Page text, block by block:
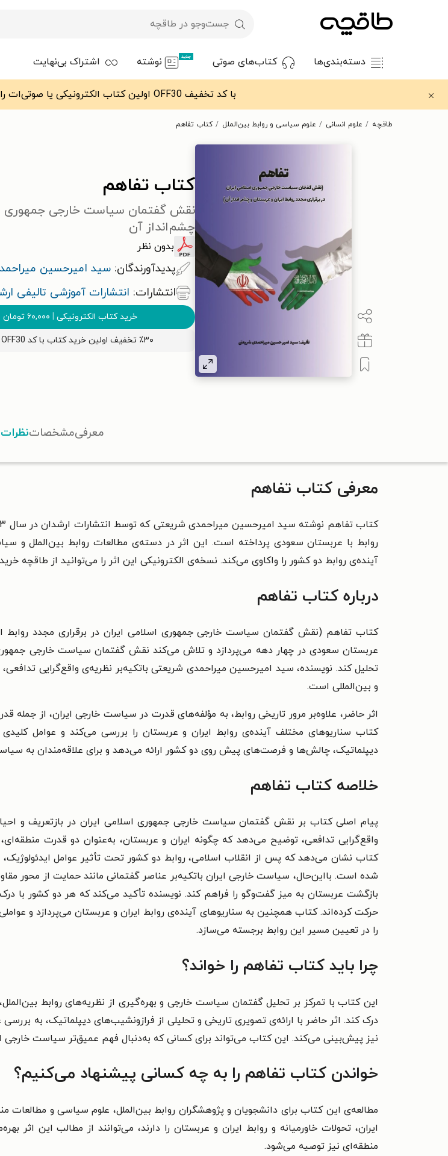
دسته‌بندی‌ها کتاب‌های صوتی جدید نوشته اشتراک بی‌نهایت
با کد تخفیف OFF30 اولین کتاب الکترونیکی یا صوتی‌ات را با ۳۰٪ تخفیف از طاقچه دریافت کن.
طاقچه علوم انسانی علوم سیاسی و روابط بین‌الملل کتاب تفاهم
کتاب تفاهم
نقش گفتمان سیاست خارجی جمهوری
چشم‌انداز آن
بدون نظر
پدیدآورندگان: سید امیرحسین
انتشارات: انتشارات آموزشی تالیفی
خرید کتاب الکترونیکی | ۶۰,۰۰۰ تومان
٪۳۰ تخفیف اولین خرید کتاب با کد OFF30
معرفیمشخصاتنظرات
معرفی کتاب تفاهم
روابط با عربستان سعودی پرداخته است. این اثر در دسته‌ی مطالعات روابط بین‌الملل و
آینده‌ی روابط دو کشور را واکاوی می‌کند. نسخه‌ی الکترونیکی این اثر را می‌توانید از طاقچه خرید
درباره کتاب تفاهم
کتاب تفاهم (نقش گفتمان سیاست خارجی جمهوری اسلامی ایران در برقراری مجدد روابط
عربستان سعودی در چهار دهه‌ می‌پردازد و تلاش می‌کند نقش گفتمان سیاست خارجی جمهوری
تحلیل کند. نویسنده، سید امیرحسین میراحمدی شریعتی باتکیه‌بر نظریه‌ی واقع‌گرایی
و بین‌المللی است.
اثر حاضر، علاوه‌بر مرور تاریخی روابط، به مؤلفه‌های قدرت در سیاست خارجی ایران، از
کتاب سناریوهای مختلف آینده‌ی روابط ایران و عربستان را بررسی می‌کند و عوامل کلیدی
دیپلماتیک، چالش‌ها و فرصت‌های پیش روی دو کشور ارائه می‌دهد و برای علاقه‌مندان به
خلاصه کتاب تفاهم
پیام اصلی کتاب بر نقش گفتمان سیاست خارجی جمهوری اسلامی ایران در بازتعریف و
واقع‌گرایی تدافعی، توضیح می‌دهد که چگونه ایران و عربستان، به‌عنوان دو قدرت
کتاب نشان می‌دهد که پس از انقلاب اسلامی، روابط دو کشور تحت تأثیر عوامل
شده است. بااین‌حال، سیاست خارجی ایران باتکیه‌بر عناصر گفتمانی مانند حمایت از محور
بازگشت عربستان به میز گفت‌وگو را فراهم کند. نویسنده تأکید می‌کند که هر دو کشور با
حرکت کرده‌اند. کتاب همچنین به سناریوهای آینده‌ی روابط ایران و عربستان می‌پردازد و
را در تعیین مسیر این روابط برجسته می‌سازد.
چرا باید کتاب تفاهم را خواند؟
این کتاب با تمرکز بر تحلیل گفتمان سیاست خارجی و بهره‌گیری از نظریه‌های روابط
درک کند. اثر حاضر با ارائه‌ی تصویری تاریخی و تحلیلی از فرازونشیب‌های دیپلماتیک، به
نیز پیش‌بینی می‌کند. این کتاب می‌تواند برای کسانی که به‌دنبال فهم عمیق‌تر سیاست خارجی
خواندن کتاب تفاهم را به چه کسانی پیشنهاد می‌کنیم؟
مطالعه‌ی این کتاب برای دانشجویان و پژوهشگران روابط بین‌الملل، علوم سیاسی و
ایران، تحولات خاورمیانه و روابط ایران و عربستان را دارند، می‌توانند از مطالب این اثر
منطقه‌ای نیز توصیه می‌شود.